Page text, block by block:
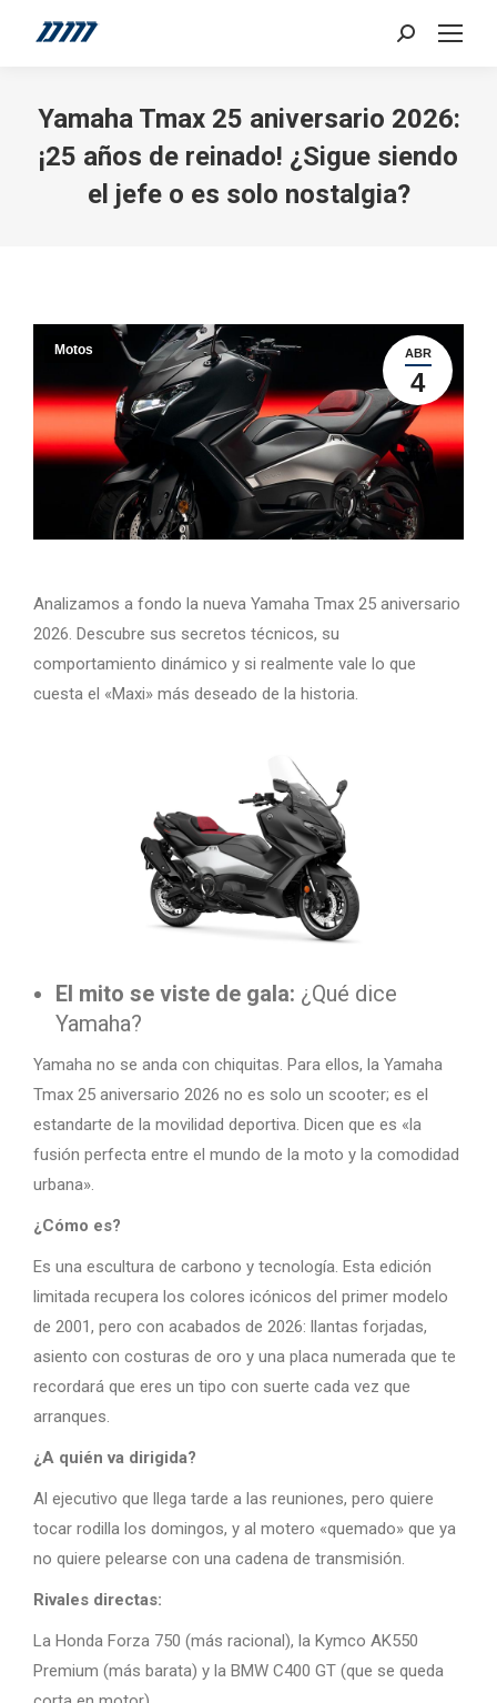
Search:
Yamaha Tmax 25 aniversario 2026:
¡25 años de reinado! ¿Sigue siendo
el jefe o es solo nostalgia?
ABR
4
Motos
Analizamos a fondo la nueva Yamaha Tmax 25 aniversario
2026. Descubre sus secretos técnicos, su
comportamiento dinámico y si realmente vale lo que
cuesta el «Maxi» más deseado de la historia.
El mito se viste de gala: ¿Qué dice
Yamaha?
Yamaha no se anda con chiquitas. Para ellos, la Yamaha
Tmax 25 aniversario 2026 no es solo un scooter; es el
estandarte de la movilidad deportiva. Dicen que es «la
fusión perfecta entre el mundo de la moto y la comodidad
urbana».
¿Cómo es?
Es una escultura de carbono y tecnología. Esta edición
limitada recupera los colores icónicos del primer modelo
de 2001, pero con acabados de 2026: llantas forjadas,
asiento con costuras de oro y una placa numerada que te
recordará que eres un tipo con suerte cada vez que
arranques.
¿A quién va dirigida?
Al ejecutivo que llega tarde a las reuniones, pero quiere
tocar rodilla los domingos, y al motero «quemado» que ya
no quiere pelearse con una cadena de transmisión.
Rivales directas:
La Honda Forza 750 (más racional), la Kymco AK550
Premium (más barata) y la BMW C400 GT (que se queda